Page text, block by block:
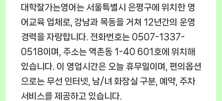
대학잘가는영어는 서울특별시 은평구에 위치한 영
어교육 업체로, 강남과 목동을 거쳐 12년간의 운영
경력을 자랑합니다. 전화번호는 0507-1337-
0518이며, 주소는 역촌동 1-40 601호에 위치해
있습니다. 이 영업시간은 오늘 휴무일이며, 편의옵션
으로는 무선 인터넷, 남/녀 화장실 구분, 예약, 주차
서비스를 제공하고 있습니다.